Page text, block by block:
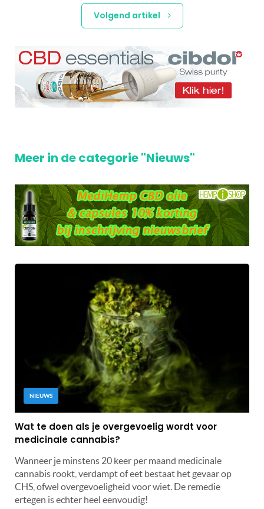
Volgend artikel
Meer in de categorie "Nieuws"
NIEUWS
Wat te doen als je overgevoelig wordt voor
medicinale cannabis?
Wanneer je minstens 20 keer per maand medicinale
cannabis rookt, verdampt of eet bestaat het gevaar op
CHS, ofwel overgevoeligheid voor wiet. De remedie
ertegen is echter heel eenvoudig!